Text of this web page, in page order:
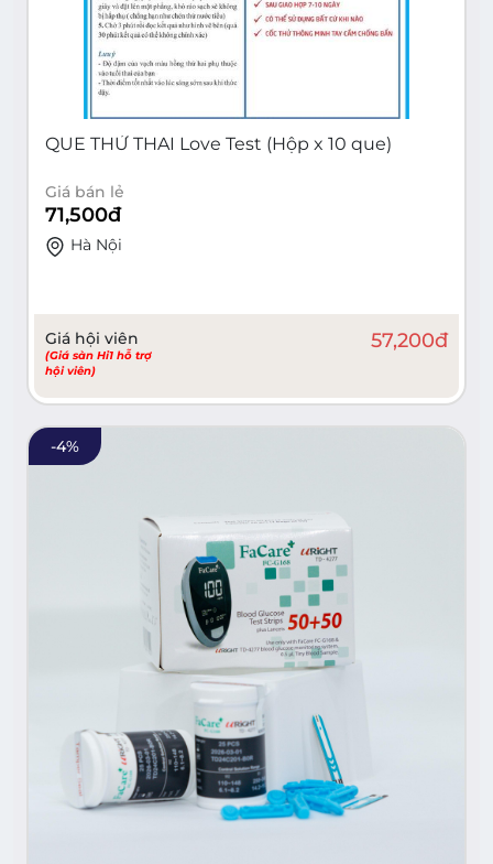
QUE THỬ THAI Love Test (Hộp x 10 que)
Giá bán lẻ
71,500đ
Hà Nội
Giá hội viên
(Giá sàn Hi1 hỗ trợ
hội viên)
57,200đ
-4%